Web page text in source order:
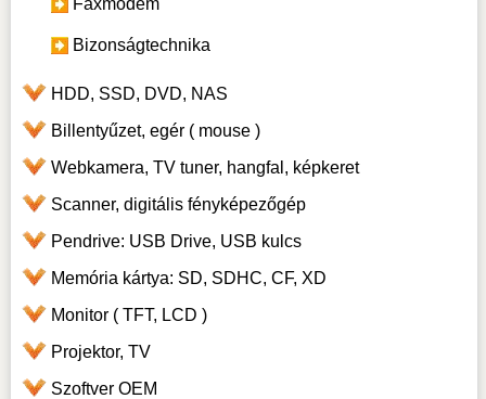
Bizonságtechnika
HDD, SSD, DVD, NAS
Billentyűzet, egér ( mouse )
Webkamera, TV tuner, hangfal, képkeret
Scanner, digitális fényképezőgép
Pendrive: USB Drive, USB kulcs
Memória kártya: SD, SDHC, CF, XD
Monitor ( TFT, LCD )
Projektor, TV
Szoftver OEM